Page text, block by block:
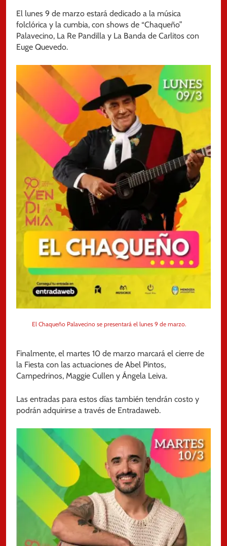
El lunes 9 de marzo estará dedicado a la música
folclórica y la cumbia, con shows de “Chaqueño”
Palavecino, La Re Pandilla y La Banda de Carlitos con
Euge Quevedo.
El Chaqueño Palavecino se presentará el lunes 9 de marzo.
Finalmente, el martes 10 de marzo marcará el cierre de
la Fiesta con las actuaciones de Abel Pintos,
Campedrinos, Maggie Cullen y Ángela Leiva.
Las entradas para estos días también tendrán costo y
podrán adquirirse a través de Entradaweb.